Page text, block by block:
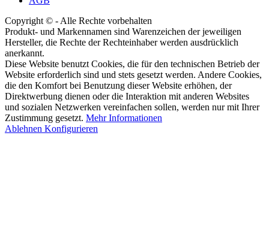
Copyright © - Alle Rechte vorbehalten
Produkt- und Markennamen sind Warenzeichen der jeweiligen
Hersteller, die Rechte der Rechteinhaber werden ausdrücklich
anerkannt.
Diese Website benutzt Cookies, die für den technischen Betrieb der
Website erforderlich sind und stets gesetzt werden. Andere Cookies,
die den Komfort bei Benutzung dieser Website erhöhen, der
Direktwerbung dienen oder die Interaktion mit anderen Websites
und sozialen Netzwerken vereinfachen sollen, werden nur mit Ihrer
Zustimmung gesetzt. Mehr Informationen
Ablehnen Konfigurieren